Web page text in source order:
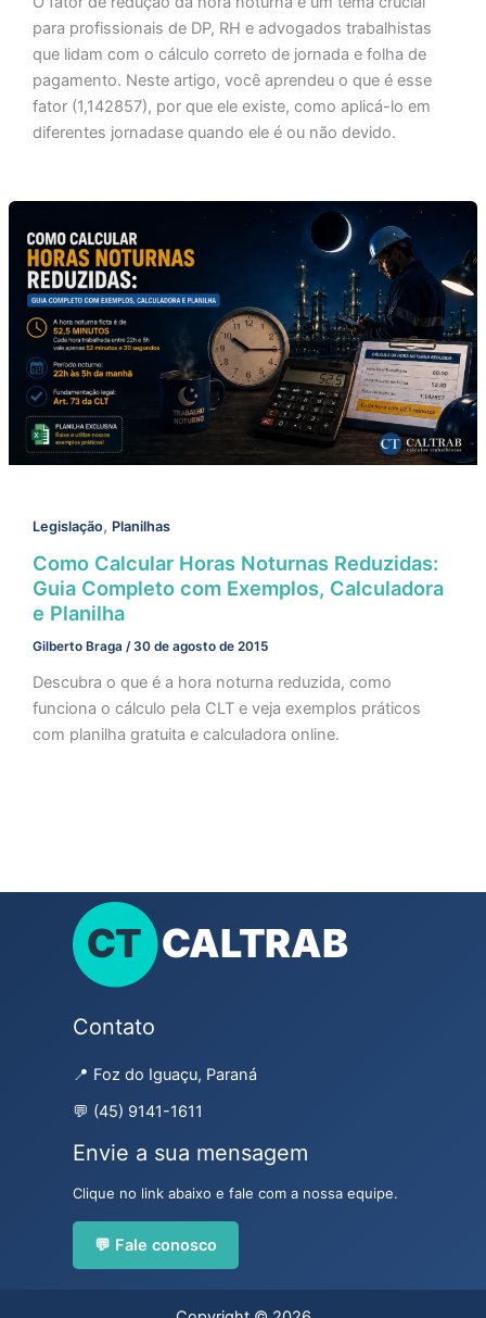
para profissionais de DP, RH e advogados trabalhistas
que lidam com o cálculo correto de jornada e folha de
pagamento. Neste artigo, você aprendeu o que é esse
fator (1,142857), por que ele existe, como aplicá-lo em
diferentes jornadase quando ele é ou não devido.
Legislação, Planilhas
Como Calcular Horas Noturnas Reduzidas:
Guia Completo com Exemplos, Calculadora
e Planilha
Gilberto Braga / 30 de agosto de 2015
Descubra o que é a hora noturna reduzida, como
funciona o cálculo pela CLT e veja exemplos práticos
com planilha gratuita e calculadora online.
Contato
📍 Foz do Iguaçu, Paraná
💬 (45) 9141-1611
Envie a sua mensagem
Clique no link abaixo e fale com a nossa equipe.
💬 Fale conosco